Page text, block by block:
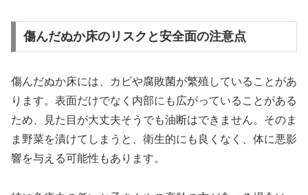
傷んだぬか床のリスクと安全面の注意点
傷んだぬか床には、カビや腐敗菌が繁殖していることがあ
ります。表面だけでなく内部にも広がっていることがある
ため、見た目が大丈夫そうでも油断はできません。そのま
ま野菜を漬けてしまうと、衛生的にも良くなく、体に悪影
響を与える可能性もあります。